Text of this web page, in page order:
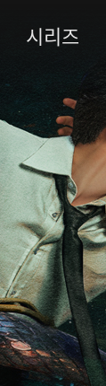
시리즈